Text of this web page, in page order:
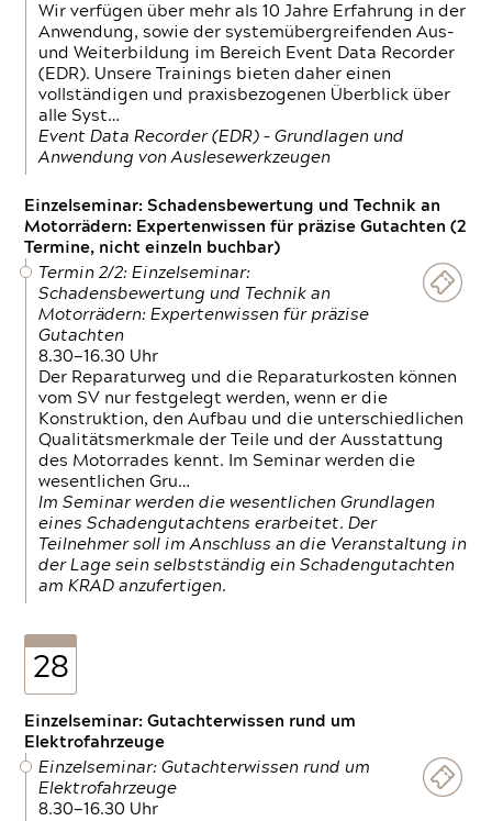
Wir verfügen über mehr als 10 Jahre Erfahrung in der
Anwendung, sowie der systemübergreifenden Aus-
und Weiterbildung im Bereich Event Data Recorder
(EDR). Unsere Trainings bieten daher einen
vollständigen und praxisbezogenen Überblick über
alle Syst…
Event Data Recorder (EDR) – Grundlagen und
Anwendung von Auslesewerkzeugen
Einzelseminar: Schadensbewertung und Technik an
Motorrädern: Expertenwissen für präzise Gutachten (2
Termine, nicht einzeln buchbar)
Termin 2/2: Einzelseminar:
Schadensbewertung und Technik an
Motorrädern: Expertenwissen für präzise
Gutachten
8.30—16.30 Uhr
Der Reparaturweg und die Reparaturkosten können
vom SV nur festgelegt werden, wenn er die
Konstruktion, den Aufbau und die unterschiedlichen
Qualitätsmerkmale der Teile und der Ausstattung
des Motorrades kennt. Im Seminar werden die
wesentlichen Gru…
Im Seminar werden die wesentlichen Grundlagen
eines Schadengutachtens erarbeitet. Der
Teilnehmer soll im Anschluss an die Veranstaltung in
der Lage sein selbstständig ein Schadengutachten
am KRAD anzufertigen.
28
Einzelseminar: Gutachterwissen rund um
Elektrofahrzeuge
Einzelseminar: Gutachterwissen rund um
Elektrofahrzeuge
8.30—16.30 Uhr